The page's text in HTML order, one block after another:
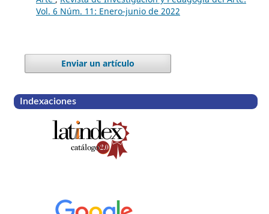
Vol. 6 Núm. 11: Enero-junio de 2022
Enviar un artículo
Indexaciones